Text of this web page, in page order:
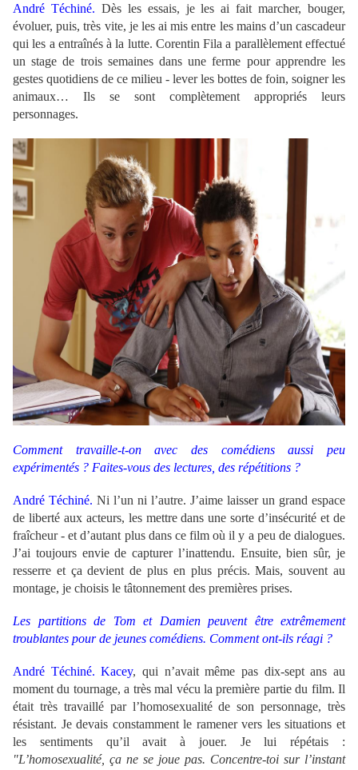
André Téchiné. Dès les essais, je les ai fait marcher, bouger,
évoluer, puis, très vite, je les ai mis entre les mains d’un cascadeur
qui les a entraînés à la lutte. Corentin Fila a parallèlement effectué
un stage de trois semaines dans une ferme pour apprendre les
gestes quotidiens de ce milieu - lever les bottes de foin, soigner les
animaux… Ils se sont complètement appropriés leurs
personnages.
Comment travaille-t-on avec des comédiens aussi peu
expérimentés ? Faites-vous des lectures, des répétitions ?
André Téchiné. Ni l’un ni l’autre. J’aime laisser un grand espace
de liberté aux acteurs, les mettre dans une sorte d’insécurité et de
fraîcheur - et d’autant plus dans ce film où il y a peu de dialogues.
J’ai toujours envie de capturer l’inattendu. Ensuite, bien sûr, je
resserre et ça devient de plus en plus précis. Mais, souvent au
montage, je choisis le tâtonnement des premières prises.
Les partitions de Tom et Damien peuvent être extrêmement
troublantes pour de jeunes comédiens. Comment ont-ils réagi ?
André Téchiné. Kacey, qui n’avait même pas dix-sept ans au
moment du tournage, a très mal vécu la première partie du film. Il
était très travaillé par l’homosexualité de son personnage, très
résistant. Je devais constamment le ramener vers les situations et
les sentiments qu’il avait à jouer. Je lui répétais :
"L’homosexualité, ça ne se joue pas. Concentre-toi sur l’instant